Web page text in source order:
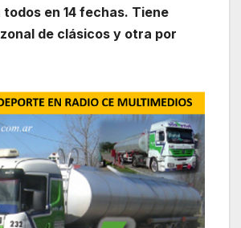
en 14 fechas. Tiene
de clásicos y otra por